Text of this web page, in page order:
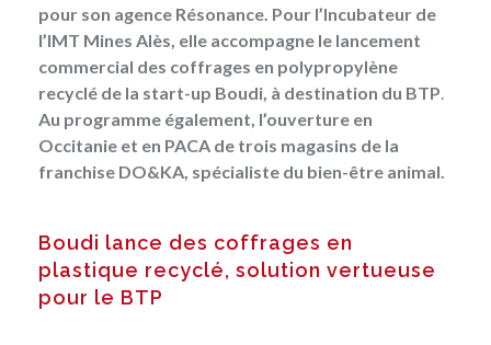
pour son agence Résonance. Pour l’Incubateur de
l’IMT Mines Alès, elle accompagne le lancement
commercial des coffrages en polypropylène
recyclé de la start-up Boudi, à destination du BTP.
Au programme également, l’ouverture en
Occitanie et en PACA de trois magasins de la
franchise DO&KA, spécialiste du bien-être animal.
Boudi lance des coffrages en
plastique recyclé, solution vertueuse
pour le BTP